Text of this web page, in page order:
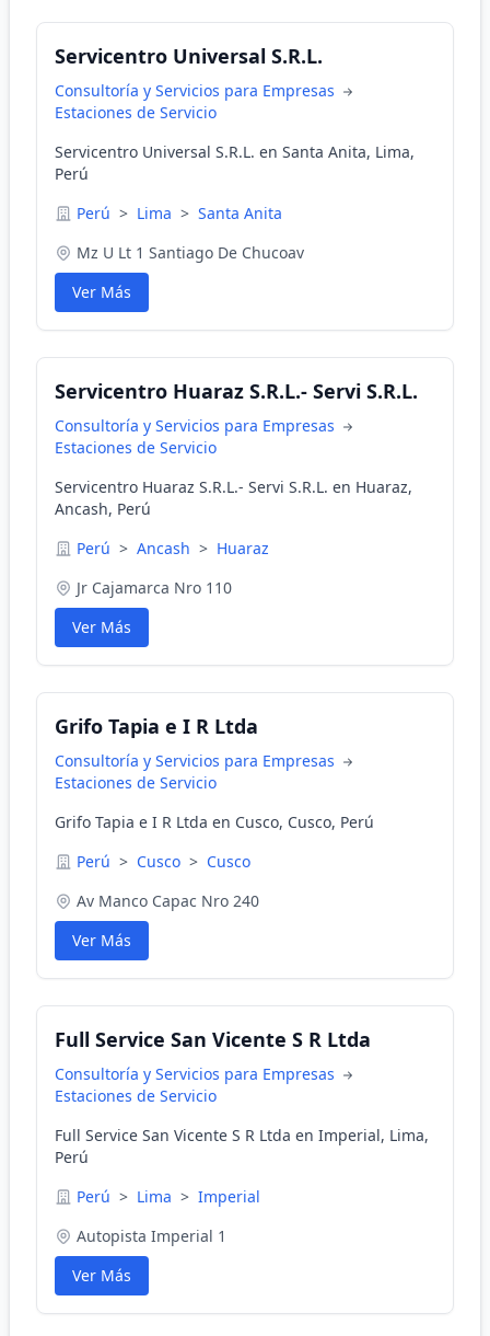
Servicentro Universal S.R.L.
Consultoría y Servicios para Empresas
Estaciones de Servicio
Servicentro Universal S.R.L. en Santa Anita, Lima,
Perú
Perú > Lima > Santa Anita
Mz U Lt 1 Santiago De Chucoav
Ver Más
Servicentro Huaraz S.R.L.- Servi S.R.L.
Consultoría y Servicios para Empresas
Estaciones de Servicio
Servicentro Huaraz S.R.L.- Servi S.R.L. en Huaraz,
Ancash, Perú
Perú > Ancash > Huaraz
Jr Cajamarca Nro 110
Ver Más
Grifo Tapia e I R Ltda
Consultoría y Servicios para Empresas
Estaciones de Servicio
Grifo Tapia e I R Ltda en Cusco, Cusco, Perú
Perú > Cusco > Cusco
Av Manco Capac Nro 240
Ver Más
Full Service San Vicente S R Ltda
Consultoría y Servicios para Empresas
Estaciones de Servicio
Full Service San Vicente S R Ltda en Imperial, Lima,
Perú
Perú > Lima > Imperial
Autopista Imperial 1
Ver Más